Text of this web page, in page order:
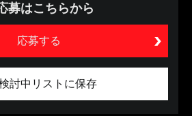
募はこちらから
応募する
討中リストに保存